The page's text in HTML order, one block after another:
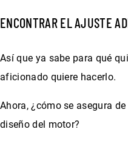
ENCONTRAR EL AJUSTE
Así que ya sabe para qué
aficionado quiere hacerlo.
Ahora, ¿cómo se asegura
diseño del motor?